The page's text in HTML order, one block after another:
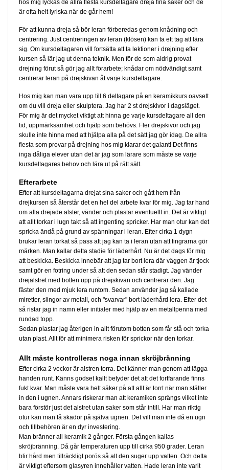
hos mig lyckas de allra flesta kursdeltagare dreja fina saker och de
är ofta helt lyriska när de går hem!
För att kunna dreja så bör leran förberedas genom knådning och
centrering. Just centreringen av leran (klösen) kan ta ett tag att lära
sig. Om kursdeltagaren vill fortsätta att ta lektioner i drejning efter
kursen så lär jag ut denna teknik. Men för de som aldrig provat
drejning förut så gör jag allt förarbete; knådar om nödvändigt samt
centrerar leran på drejskivan åt varje kursdeltagare.
Hos mig kan man vara upp till 6 deltagare på en keramikkurs oavsett
om du vill dreja eller skulptera. Jag har 2 st drejskivor i dagsläget.
För mig är det mycket viktigt att hinna ge varje kursdeltagare all den
tid, uppmärksamhet och hjälp som behövs. Fler drejskivor och jag
skulle inte hinna med att hjälpa alla på det sätt jag gör idag. De allra
flesta som provar på drejning hos mig klarar det galant! Det finns
inga dåliga elever utan det är jag som lärare som måste se varje
kursdeltagares behov och lära ut på rätt sätt.
Efterarbete
Efter att kursdeltagarna drejat sina saker och gått hem från
drejkursen så återstår det en hel del arbete kvar för mig. Jag tar hand
om alla drejade alster, vänder och plastar eventuellt in. Det är viktigt
att allt torkar i lugn takt så att ingenting spricker. Har man otur kan det
spricka ändå på grund av spänningar i leran. Efter cirka 1 dygn
brukar leran torkat så pass att jag kan ta i leran utan att fingrarna gör
märken. Man kallar detta stadie för läderhårt. Nu är det dags för mig
att beskicka. Beskicka innebär att jag tar bort lera där väggen är tjock
samt gör en fotring under så att den sedan står stadigt. Jag vänder
drejalstret med botten upp på drejskivan och centrerar den. Jag
fäster den med mjuk lera runtom. Sedan använder jag så kallade
miretter, slingor av metall, och "svarvar" bort läderhård lera. Efter det
så ristar jag in namn eller initialer med hjälp av en metallpenna med
rundad topp.
Sedan plastar jag återigen in allt förutom botten som får stå och torka
utan plast. Allt för att minimera risken för sprickor när den torkar.
Allt måste kontrolleras noga innan skröjbränning
Efter cirka 2 veckor är alstren torra. Det känner man genom att lägga
handen runt. Känns godset kallt betyder det att det fortfarande finns
fukt kvar. Man måste vara helt säker på att allt är torrt när man ställer
in den i ugnen. Annars riskerar man att keramiken sprängs vilket inte
bara förstör just det alstret utan saker som står intill. Har man riktig
otur kan man få skador på själva ugnen. Det vill man inte då en ugn
och tillbehören är en dyr investering.
Man bränner all keramik 2 gånger. Första gången kallas
skröjbränning. Då går temperaturen upp till cirka 950 grader. Leran
blir hård men tillräckligt porös så att den suger upp vatten. Och detta
är viktigt eftersom glasyren innehåller vatten. Hade leran inte varit